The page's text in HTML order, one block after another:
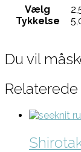
Vælg
Tykkelse
Du vil